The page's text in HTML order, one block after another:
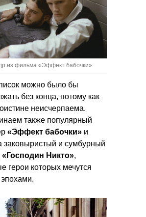
из фильма «Эффект бабочки»
можно было бы
без конца, потому как
неисчерпаема.
также популярный
«Эффект бабочки» и
заковыристый и сумбурный
«Господин Никто»,
герои которых мечутся